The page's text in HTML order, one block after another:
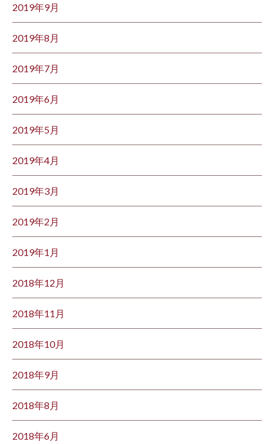
2019年9月
2019年8月
2019年7月
2019年6月
2019年5月
2019年4月
2019年3月
2019年2月
2019年1月
2018年12月
2018年11月
2018年10月
2018年9月
2018年8月
2018年6月